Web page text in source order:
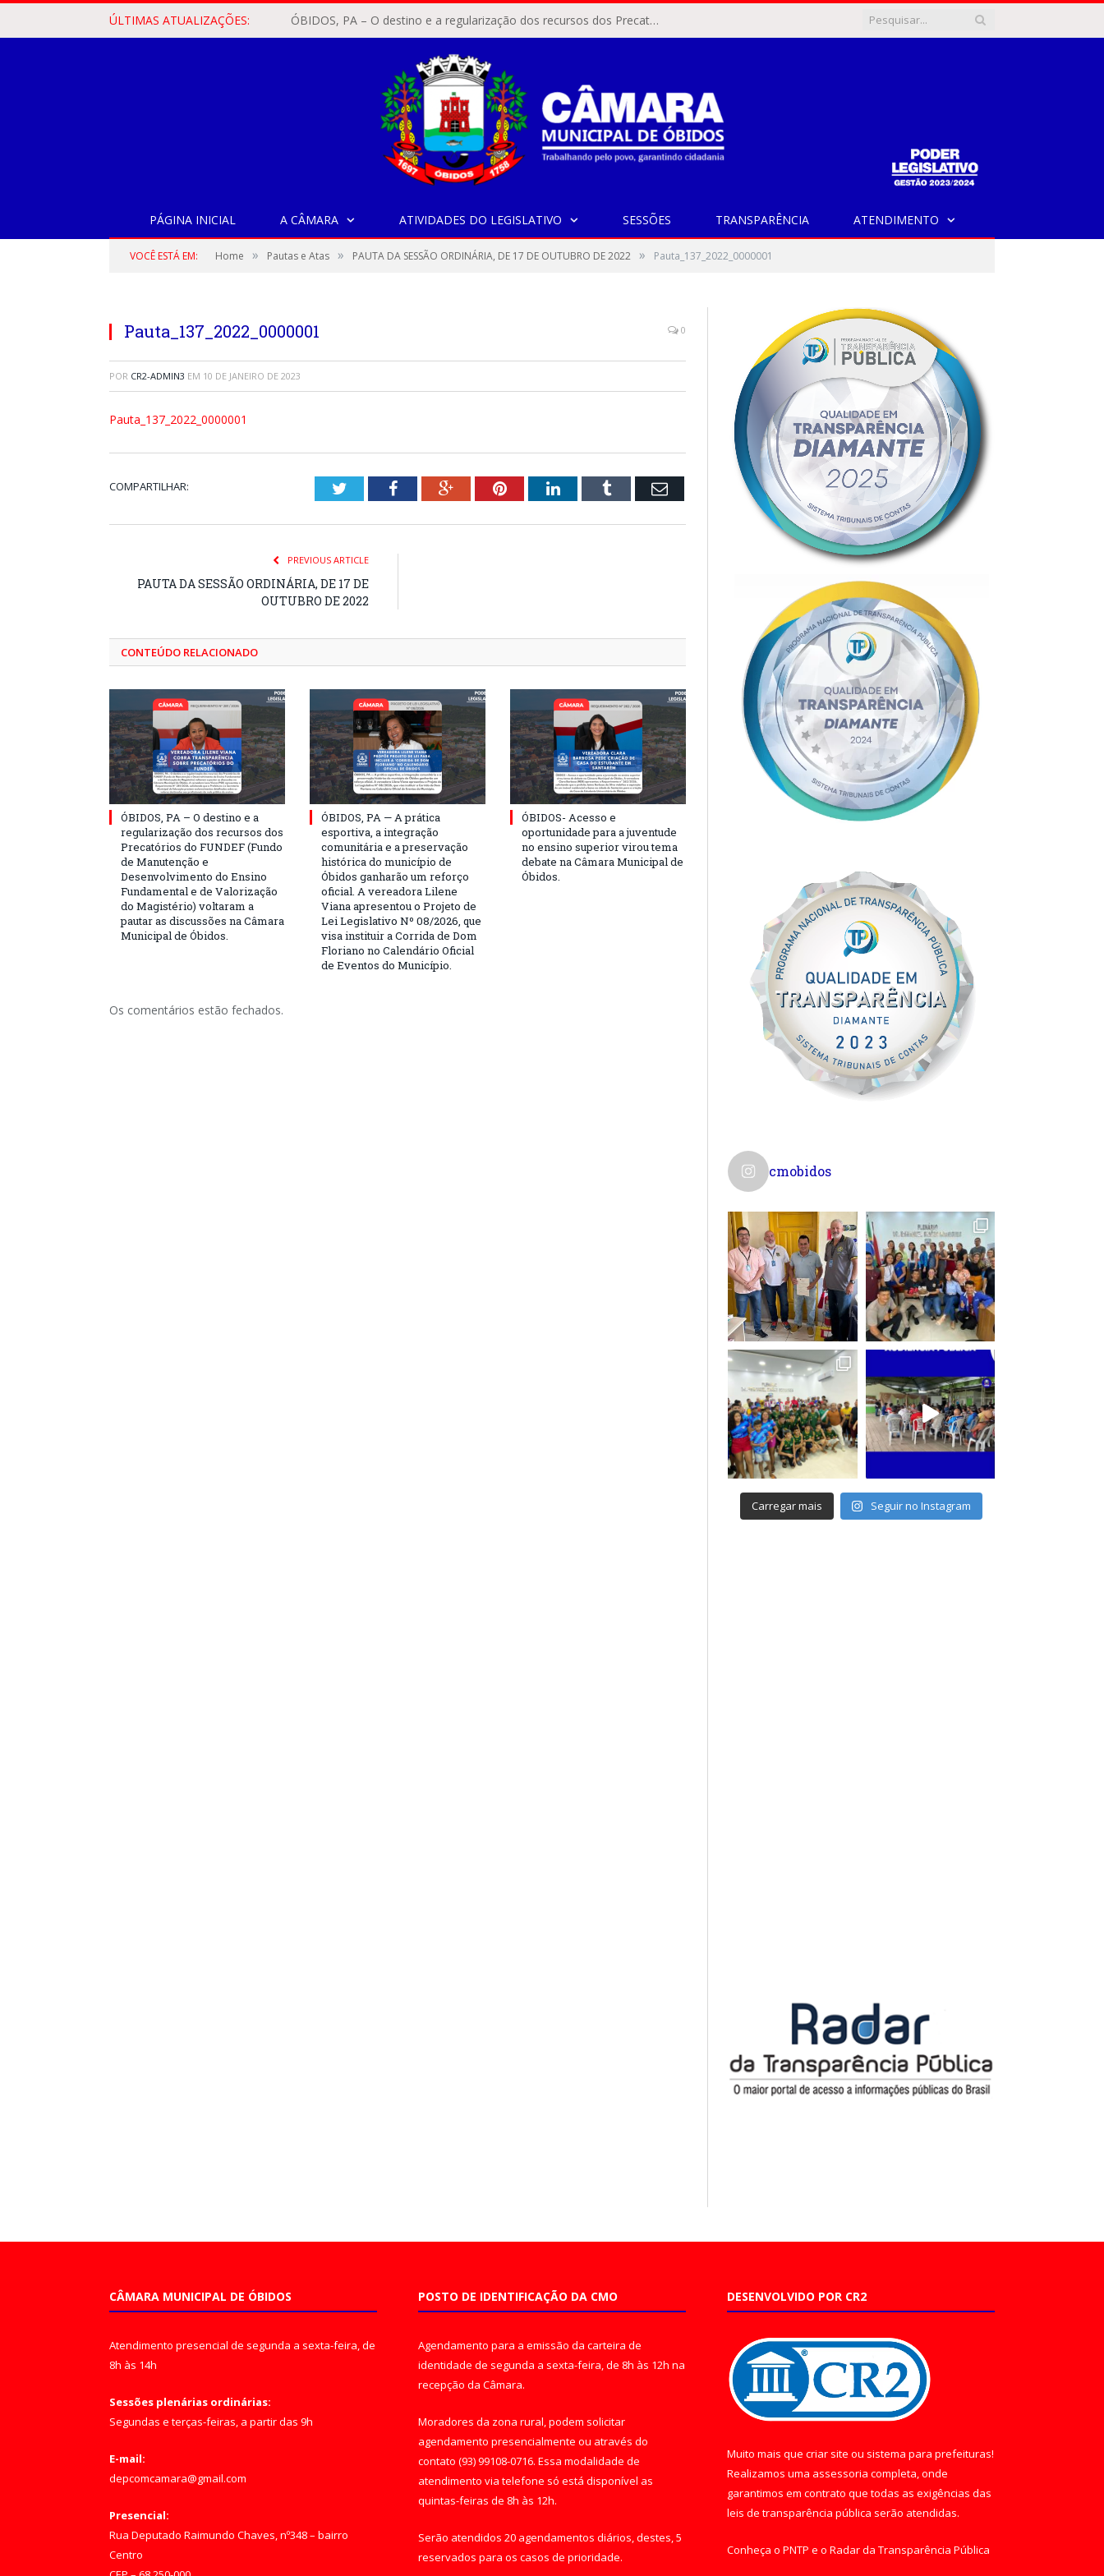
ÚLTIMAS ATUALIZAÇÕES: ÓBIDOS, PA – O destino e a regularização dos recursos dos Precatórios do FUNDEF (Fundo de Manutenção e Desenvolvimento do Ensino Fundamental e de Valorização do Magistério) voltaram a pautar as discussões na Câmara Municipal de Óbidos.
PÁGINA INICIAL A CÂMARA ATIVIDADES DO LEGISLATIVO SESSÕES TRANSPARÊNCIA ATENDIMENTO
VOCÊ ESTÁ EM: Home » Pautas e Atas » PAUTA DA SESSÃO ORDINÁRIA, DE 17 DE OUTUBRO DE 2022 » Pauta_137_2022_0000001
Pauta_137_2022_0000001 0
POR CR2-ADMIN3 EM 10 DE JANEIRO DE 2023
Pauta_137_2022_0000001
COMPARTILHAR: TwitterFacebookGoogle+PinterestLinkedInTumblr Email
PREVIOUS ARTICLE
PAUTA DA SESSÃO ORDINÁRIA, DE 17 DE
OUTUBRO DE 2022
CONTEÚDO RELACIONADO
ÓBIDOS, PA – O destino e a
regularização dos recursos dos
Precatórios do FUNDEF (Fundo
de Manutenção e
Desenvolvimento do Ensino
Fundamental e de Valorização
do Magistério) voltaram a
pautar as discussões na Câmara
Municipal de Óbidos.
ÓBIDOS, PA — A prática
esportiva, a integração
comunitária e a preservação
histórica do município de
Óbidos ganharão um reforço
oficial. A vereadora Lilene
Viana apresentou o Projeto de
Lei Legislativo Nº 08/2026, que
visa instituir a Corrida de Dom
Floriano no Calendário Oficial
de Eventos do Município.
ÓBIDOS- Acesso e
oportunidade para a juventude
no ensino superior virou tema
debate na Câmara Municipal de
Óbidos.
Os comentários estão fechados.
cmobidos
Carregar mais Seguir no Instagram
CÂMARA MUNICIPAL DE ÓBIDOS
Atendimento presencial de segunda a sexta-feira, de
8h às 14h
Sessões plenárias ordinárias:
Segundas e terças-feiras, a partir das 9h
E-mail:
depcomcamara@gmail.com
Presencial:
Rua Deputado Raimundo Chaves, nº348 – bairro
Centro
POSTO DE IDENTIFICAÇÃO DA CMO
Agendamento para a emissão da carteira de
identidade de segunda a sexta-feira, de 8h às 12h na
recepção da Câmara.
Moradores da zona rural, podem solicitar
agendamento presencialmente ou através do
contato (93) 99108-0716. Essa modalidade de
atendimento via telefone só está disponível as
quintas-feiras de 8h às 12h.
Serão atendidos 20 agendamentos diários, destes, 5
reservados para os casos de prioridade.
DESENVOLVIDO POR CR2
Muito mais que criar site ou sistema para prefeituras!
Realizamos uma assessoria completa, onde
garantimos em contrato que todas as exigências das
leis de transparência pública serão atendidas.
Conheça o PNTP e o Radar da Transparência Pública